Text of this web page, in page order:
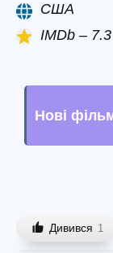
США
IMDb – 7.3
Нові
Дивився 1